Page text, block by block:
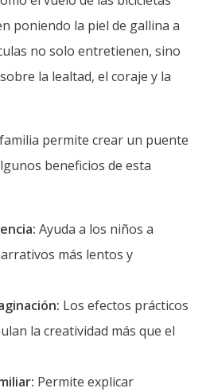
poniendo la piel de gallina a
no solo entretienen, sino
la lealtad, el coraje y la
permite crear un puente
beneficios de esta
Ayuda a los niños a
más lentos y
Los efectos prácticos
la creatividad más que el
Permite explicar